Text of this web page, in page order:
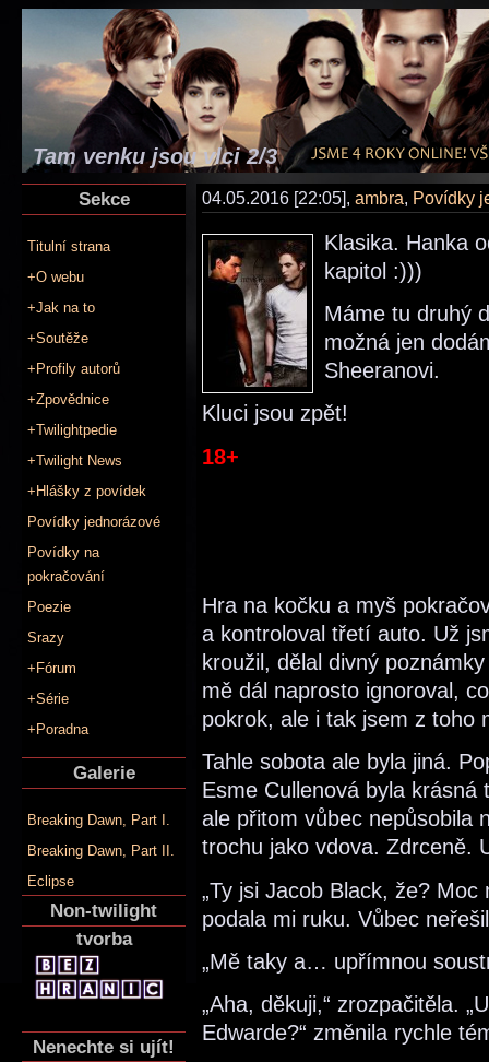
Tam venku jsou vlci 2/3
Sekce
Titulní strana
+O webu
+Jak na to
+Soutěže
+Profily autorů
+Zpovědnice
+Twilightpedie
+Twilight News
+Hlášky z povídek
Povídky jednorázové
Povídky na
pokračování
Poezie
Srazy
+Fórum
+Série
+Poradna
Galerie
Breaking Dawn, Part I.
Breaking Dawn, Part II.
Eclipse
Non-twilight
tvorba
Nenechte si ujít!
04.05.2016 [22:05], ambra, Povídky
Klasika. Hanka
kapitol :)))
Máme tu druhý
možná jen
Sheeranovi.
Kluci jsou zpět!
18+
Hra na kočku a myš
a kontroloval třetí auto. Už
kroužil, dělal divný
mě dál naprosto ignoroval,
pokrok, ale i tak jsem z toho
Tahle sobota ale byla jiná.
Esme Cullenová byla
ale přitom vůbec nepůsobila
trochu jako vdova. Zdrceně.
„Ty jsi Jacob Black, že?
podala mi ruku. Vůbec
„Mě taky a… upřímnou
„Aha, děkuji,“ zrozpačitěla.
Edwarde?“ změnila rychle